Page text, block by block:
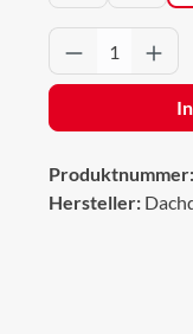
Produkt
Produktnummer:
Hersteller: